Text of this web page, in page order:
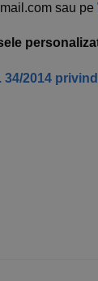
sau pe
34/2014